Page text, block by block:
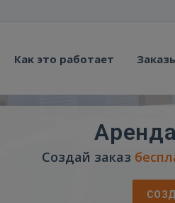
Как это работает
Создай заказ